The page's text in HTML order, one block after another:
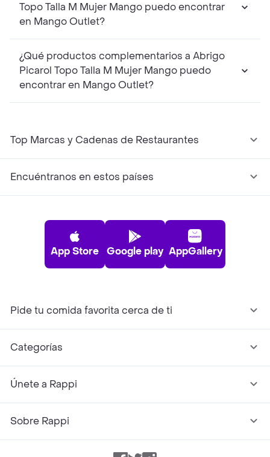
Topo Talla M Mujer Mango puedo encontrar
en Mango Outlet?
¿Qué productos complementarios a Abrigo
Picarol Topo Talla M Mujer Mango puedo
encontrar en Mango Outlet?
Top Marcas y Cadenas de Restaurantes
Encuéntranos en estos países
App Store Google play AppGallery
Pide tu comida favorita cerca de ti
Categorías
Únete a Rappi
Sobre Rappi